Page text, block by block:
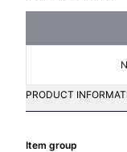
PRODUCT
Item group